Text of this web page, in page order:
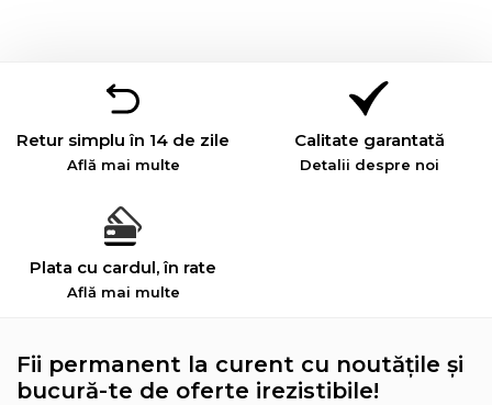
Retur simplu în 14 de zile
Află mai multe
Calitate garantată
Detalii despre noi
Plata cu cardul, în rate
Află mai multe
Fii permanent la curent cu noutățile și
bucură-te de oferte irezistibile!